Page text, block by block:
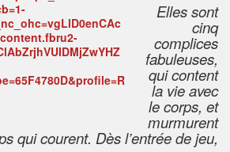
Elles sont
cinq
complices
fabuleuses,
qui content
la vie avec
le corps, et
murmurent
qui courent. Dès l’entrée de jeu,